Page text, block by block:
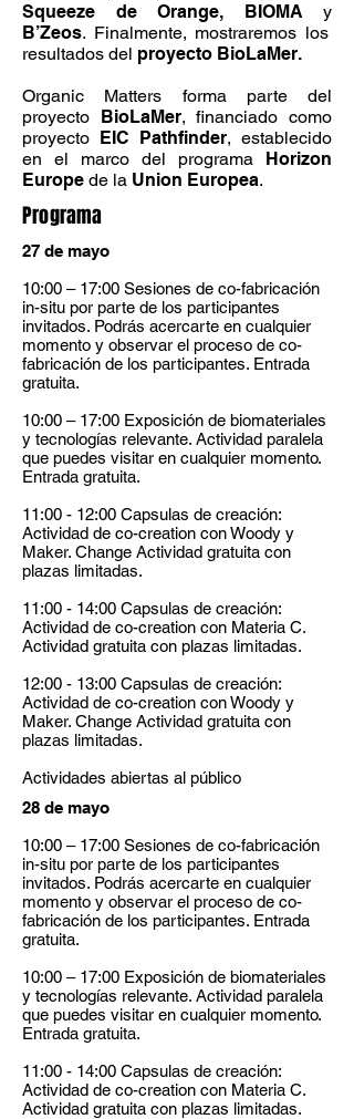
Squeeze de Orange, BIOMA y
B’Zeos. Finalmente, mostraremos los
resultados del proyecto BioLaMer.
Organic Matters forma parte del
proyecto BioLaMer, financiado como
proyecto EIC Pathfinder, establecido
en el marco del programa Horizon
Europe de la Union Europea.
Programa
27 de mayo
10:00 – 17:00 Sesiones de co-fabricación
in-situ por parte de los participantes
invitados. Podrás acercarte en cualquier
momento y observar el proceso de co-
fabricación de los participantes. Entrada
gratuita.
10:00 – 17:00 Exposición de biomateriales
y tecnologías relevante. Actividad paralela
que puedes visitar en cualquier momento.
Entrada gratuita.
11:00 - 12:00 Capsulas de creación:
Actividad de co-creation con Woody y
Maker. Change Actividad gratuita con
plazas limitadas.
11:00 - 14:00 Capsulas de creación:
Actividad de co-creation con Materia C.
Actividad gratuita con plazas limitadas.
12:00 - 13:00 Capsulas de creación:
Actividad de co-creation con Woody y
Maker. Change Actividad gratuita con
plazas limitadas.
Actividades abiertas al público
28 de mayo
10:00 – 17:00 Sesiones de co-fabricación
in-situ por parte de los participantes
invitados. Podrás acercarte en cualquier
momento y observar el proceso de co-
fabricación de los participantes. Entrada
gratuita.
10:00 – 17:00 Exposición de biomateriales
y tecnologías relevante. Actividad paralela
que puedes visitar en cualquier momento.
Entrada gratuita.
11:00 - 14:00 Capsulas de creación:
Actividad de co-creation con Materia C.
Actividad gratuita con plazas limitadas.